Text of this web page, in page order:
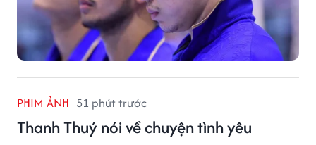
PHIM ẢNH 51 phút trước
Thanh Thuý nói về chuyện tình yêu